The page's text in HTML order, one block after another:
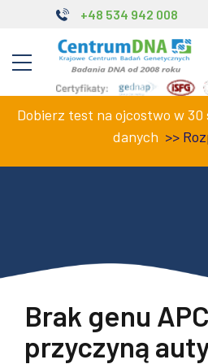
+48 534 942 008
Dobierz test na ojcostwo w
danych >>
Brak genu APC
przyczyną